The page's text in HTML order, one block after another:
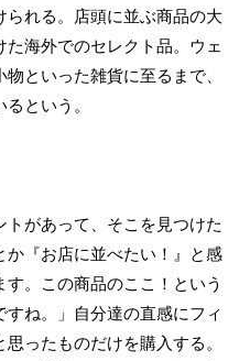
られる。店頭に並ぶ商品の大
海外でのセレクト品。ウェ
といった雑貨に至るまで、
という。
トがあって、そこを見つけた
『お店に並べたい！』と感
。この商品のここ！という
ね。」自分達の直感にフィ
ったものだけを購入する。